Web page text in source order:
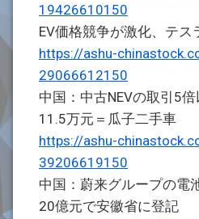
19426610150
EV価格競争が激化、テス
https://ashu-
29066612150
中国：中古NEVの取引5
11.5万元＝瓜子二手車
https://ashu-
39206619150
中国：蔚来グループの電
20億元で安徽省に登記